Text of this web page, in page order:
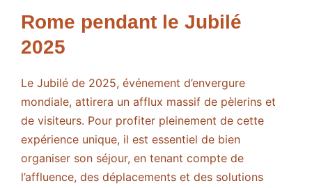
Rome pendant le Jubilé
2025
Le Jubilé de 2025, événement d’envergure
mondiale, attirera un afflux massif de pèlerins et
de visiteurs. Pour profiter pleinement de cette
expérience unique, il est essentiel de bien
organiser son séjour, en tenant compte de
l’affluence, des déplacements et des solutions